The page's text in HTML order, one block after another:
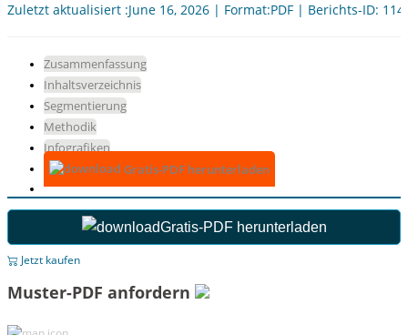
Zuletzt aktualisiert :June 16, 2026 | Format:PDF | Berichts-ID:
Zusammenfassung
Inhaltsverzeichnis
Segmentierung
Methodik
Infografiken
Gratis-PDF herunterladen
Gratis-PDF herunterladen
Jetzt kaufen
Muster-PDF anfordern